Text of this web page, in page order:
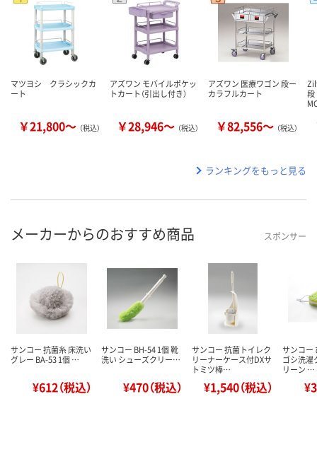
マツヨシ クラシックカ
ート
￥21,800～ （税込）
アズワン モバイルポケッ
トカート（引出し付き）
￥28,946～ （税込）
アズワン 医療ワゴン 段ー
カラフルカート
￥82,556～ （税込）
段
ランキングをもっと見る
メーカーからのおすすめ商品 スポンサー
サンコー 抗菌糸 床洗い
グレー BA-53 1個 …
¥612（税込）
サンコー BH-54 1個 靴
洗い シューズクリー…
¥470（税込）
サンコー 抗菌トイレク
リーナーケース付DXサ
トミツ棒…
¥1,540（税込）
サンコー
ゴシ洗濯
リーン …